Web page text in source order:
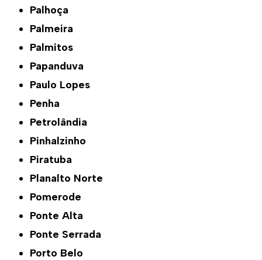
Palhoça
Palmeira
Palmitos
Papanduva
Paulo Lopes
Penha
Petrolândia
Pinhalzinho
Piratuba
Planalto Norte
Pomerode
Ponte Alta
Ponte Serrada
Porto Belo